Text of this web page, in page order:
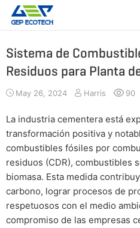
APLICACIÓN
ACERCA DE NOSOTROS
CONTÁCTENOS
Sistema de
Residuos para Planta
May 26, 2024 Harris 90
La industria cementera está
transformación positiva y
combustibles fósiles por
residuos (CDR), combustibles
biomasa. Esta medida
carbono, lograr procesos de
respetuosos con el medio
compromiso de las empresas